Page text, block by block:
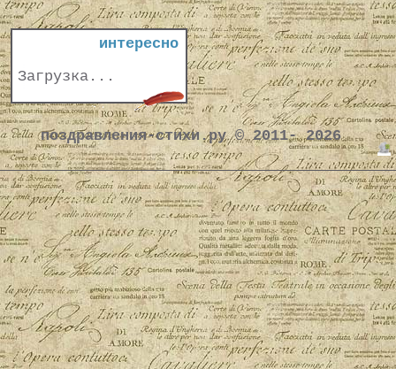
интересно
Загрузка...
поздравления-стихи.ру © 2011- 2026